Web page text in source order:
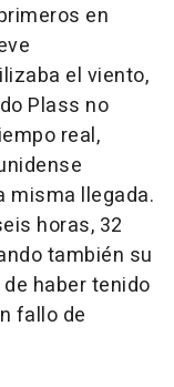
en
el viento,
Plass no
real,
misma llegada.
horas, 32
también su
haber tenido
fallo de